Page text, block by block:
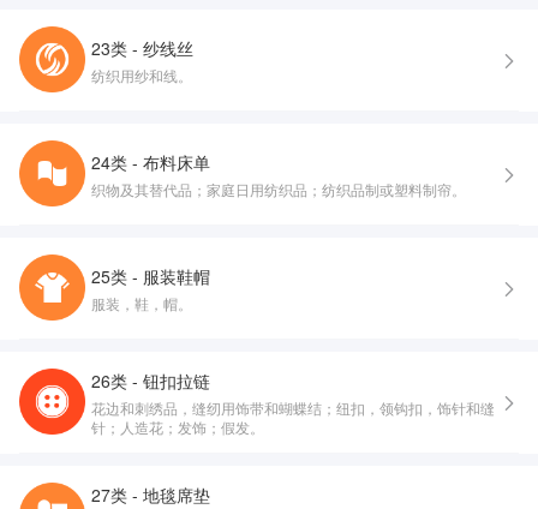
23类 - 纱线丝
纺织用纱和线。
24类 - 布料床单
织物及其替代品；家庭日用纺织品；纺织品制或塑料制帘。
25类 - 服装鞋帽
服装，鞋，帽。
26类 - 钮扣拉链
花边和刺绣品，缝纫用饰带和蝴蝶结；纽扣，领钩扣，饰针和缝
针；人造花；发饰；假发。
27类 - 地毯席垫